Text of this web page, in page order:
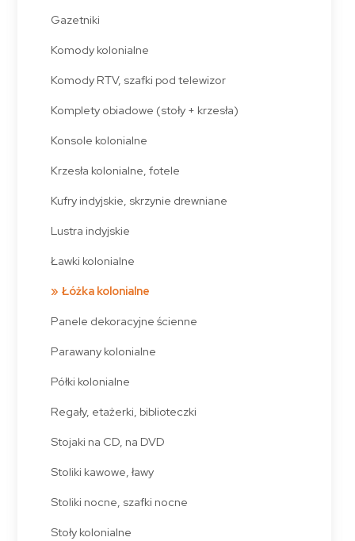
Gazetniki
Komody kolonialne
Komody RTV, szafki pod telewizor
Komplety obiadowe (stoły + krzesła)
Konsole kolonialne
Krzesła kolonialne, fotele
Kufry indyjskie, skrzynie drewniane
Lustra indyjskie
Ławki kolonialne
Łóżka kolonialne
Panele dekoracyjne ścienne
Parawany kolonialne
Półki kolonialne
Regały, etażerki, biblioteczki
Stojaki na CD, na DVD
Stoliki kawowe, ławy
Stoliki nocne, szafki nocne
Stoły kolonialne